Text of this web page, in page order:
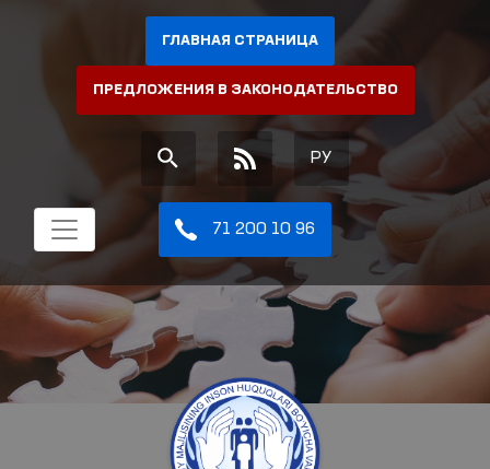
ГЛАВНАЯ СТРАНИЦА
ПРЕДЛОЖЕНИЯ В ЗАКОНОДАТЕЛЬСТВО
РУ
71 200 10 96